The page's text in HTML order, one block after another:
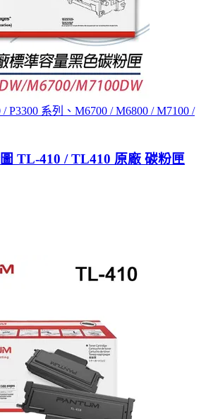
P3300 系列、M6700 / M6800 / M7100 /
TL-410 / TL410 原廠 碳粉匣